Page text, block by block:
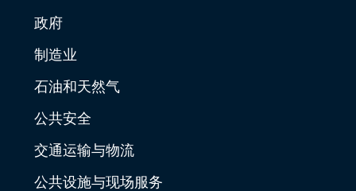
政府
制造业
石油和天然气
公共安全
交通运输与物流
公共设施与现场服务